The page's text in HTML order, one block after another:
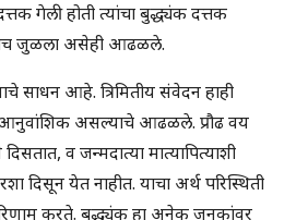
गेली होती त्यांचा बुद्ध्यंक दत्तक
जुळला असेही आढळले.
साधन आहे. त्रिमितीय संवेदन हाही
आनुवांशिक असल्याचे आढळले. प्रौढ वय
दिसतात, व जन्मदात्या मात्यापित्याशी
दिसून येत नाहीत. याचा अर्थ परिस्थिती
करते. बुद्ध्यंक हा अनेक जनुकांवर